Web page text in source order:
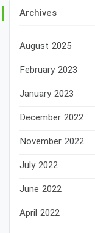
Archives
August 2025
February 2023
January 2023
December 2022
November 2022
July 2022
June 2022
April 2022